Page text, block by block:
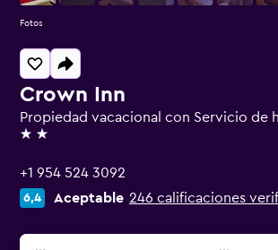
Crown Inn
Propiedad vacacional con Servicio de
2 estrellas
+1 954 524 3092
6,4 Aceptable 246 calificaciones
Fotos